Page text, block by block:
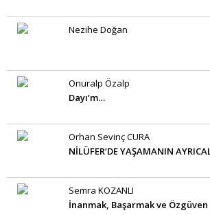
Nezihe Doğan
Onuralp Özalp
Dayı’m…
Orhan Sevinç CURA
NİLÜFER’DE YAŞAMANIN
Semra KOZANLI
İnanmak, Başarmak ve Özgüven